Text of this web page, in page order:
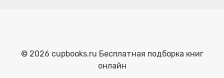
© 2026 cupbooks.ru Бесплатная подборка книг
онлайн